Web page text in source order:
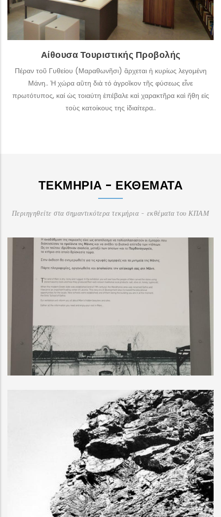
Αίθουσα Τουριστικής Προβολής
Πέραν τοῦ Γυθείου (Μαραθωνῆσι) ἂρχεται ἡ κυρίως λεγομένη
Μάνη.. Ἡ χώρα αὓτη διὰ τό ἀγροῖκον τῆς φύσεως εἶνε
πρωτότυπος, καί ὡς τοιαύτη ἐπέβαλε καὶ χαρακτῆρα καὶ ἤθη εἰς
τοὺς κατοίκους της ἰδιαίτερα..
εκκλησίες, σημεία αρχαιολογικού ενδιαφέροντος, κ.α.), τα
τρέχοντα πολιτιστικά δρώμενα, τις τουριστικές επιχειρήσεις
της περιοχής και τη γαστρονομία της Μάνης.
ΠΕΡΙΣΣΌΤΕΡΑ
ΤΕΚΜΉΡΙΑ - ΕΚΘΈΜΑΤΑ
Περιηγηθείτε στα σημαντικότερα τεκμήρια - εκθέματα του ΚΠΑΜ